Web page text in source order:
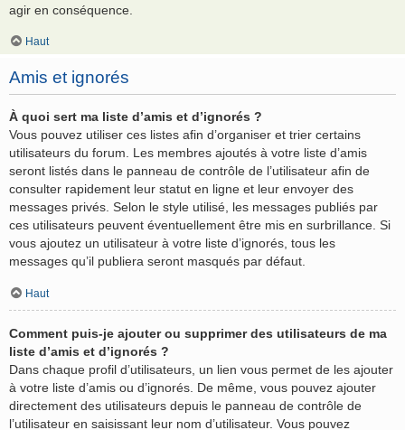
agir en conséquence.
Haut
Amis et ignorés
À quoi sert ma liste d’amis et d’ignorés ?
Vous pouvez utiliser ces listes afin d’organiser et trier certains
utilisateurs du forum. Les membres ajoutés à votre liste d’amis
seront listés dans le panneau de contrôle de l’utilisateur afin de
consulter rapidement leur statut en ligne et leur envoyer des
messages privés. Selon le style utilisé, les messages publiés par
ces utilisateurs peuvent éventuellement être mis en surbrillance. Si
vous ajoutez un utilisateur à votre liste d’ignorés, tous les
messages qu’il publiera seront masqués par défaut.
Haut
Comment puis-je ajouter ou supprimer des utilisateurs de ma
liste d’amis et d’ignorés ?
Dans chaque profil d’utilisateurs, un lien vous permet de les ajouter
à votre liste d’amis ou d’ignorés. De même, vous pouvez ajouter
directement des utilisateurs depuis le panneau de contrôle de
l’utilisateur en saisissant leur nom d’utilisateur. Vous pouvez